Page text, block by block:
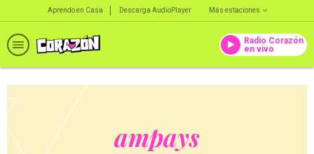
Aprendo en Casa Descarga AudioPlayer Más estaciones
Radio Corazón
en vivo
ampays